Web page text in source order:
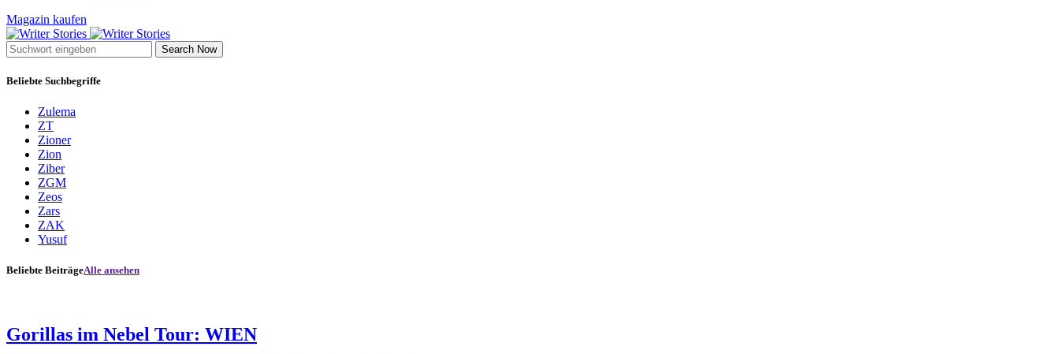
Magazin kaufen
Search Now
Beliebte Suchbegriffe
Zulema
ZT
Zioner
Zion
Ziber
ZGM
Zeos
Zars
ZAK
Yusuf
Beliebte BeiträgeAlle ansehen
Gorillas im Nebel Tour: WIEN